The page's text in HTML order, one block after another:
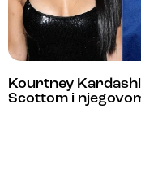
Kourtney
Scottom i